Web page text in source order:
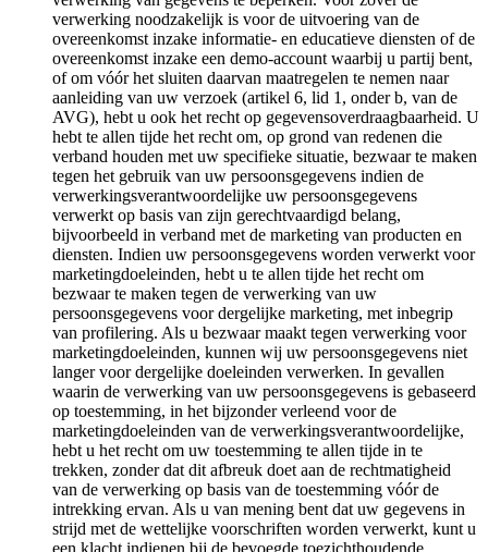
verwerking noodzakelijk is voor de uitvoering van de
overeenkomst inzake informatie- en educatieve diensten of de
overeenkomst inzake een demo-account waarbij u partij bent,
of om vóór het sluiten daarvan maatregelen te nemen naar
aanleiding van uw verzoek (artikel 6, lid 1, onder b, van de
AVG), hebt u ook het recht op gegevensoverdraagbaarheid. U
hebt te allen tijde het recht om, op grond van redenen die
verband houden met uw specifieke situatie, bezwaar te maken
tegen het gebruik van uw persoonsgegevens indien de
verwerkingsverantwoordelijke uw persoonsgegevens
verwerkt op basis van zijn gerechtvaardigd belang,
bijvoorbeeld in verband met de marketing van producten en
diensten. Indien uw persoonsgegevens worden verwerkt voor
marketingdoeleinden, hebt u te allen tijde het recht om
bezwaar te maken tegen de verwerking van uw
persoonsgegevens voor dergelijke marketing, met inbegrip
van profilering. Als u bezwaar maakt tegen verwerking voor
marketingdoeleinden, kunnen wij uw persoonsgegevens niet
langer voor dergelijke doeleinden verwerken. In gevallen
waarin de verwerking van uw persoonsgegevens is gebaseerd
op toestemming, in het bijzonder verleend voor de
marketingdoeleinden van de verwerkingsverantwoordelijke,
hebt u het recht om uw toestemming te allen tijde in te
trekken, zonder dat dit afbreuk doet aan de rechtmatigheid
van de verwerking op basis van de toestemming vóór de
intrekking ervan. Als u van mening bent dat uw gegevens in
strijd met de wettelijke voorschriften worden verwerkt, kunt u
een klacht indienen bij de bevoegde toezichthoudende